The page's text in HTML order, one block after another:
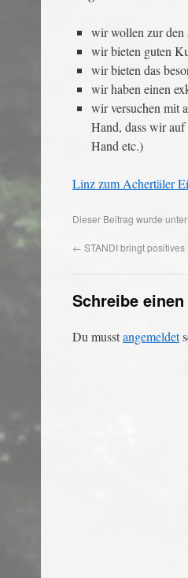
wir wollen zur den
wir bieten guten
wir bieten das
wir haben einen
wir versuchen mit
Hand, dass wir
Hand etc.)
Linz zum Achertäler
Dieser Beitrag wurde unter
← STANDI bringt
Schreibe
Du musstangemeldet